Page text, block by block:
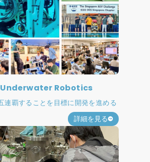
Robotics
連覇することを目標に開発を進める
詳細を見る